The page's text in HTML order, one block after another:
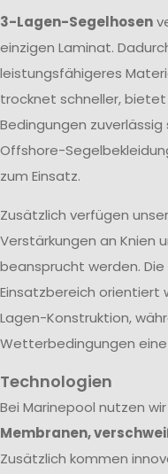
3-Lagen-Segelhosen
einzigen Laminat.
leistungsfähigeres
trocknet schneller,
Bedingungen
Offshore-
zum Einsatz.
Zusätzlich verfügen
Verstärkungen an Knien
beansprucht werden.
Einsatzbereich
Lagen-Konstruktion,
Wetterbedingungen
Technologien
Bei Marinepool nutzen
Membranen,
Zusätzlich kommen